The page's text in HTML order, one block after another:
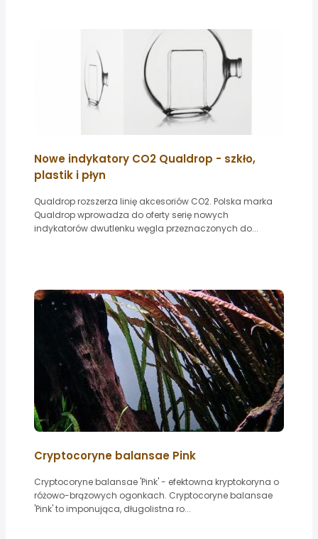
Nowe indykatory CO2 Qualdrop - szkło,
plastik i płyn
Qualdrop rozszerza linię akcesoriów CO2. Polska marka
Qualdrop wprowadza do oferty serię nowych
indykatorów dwutlenku węgla przeznaczonych do...
Cryptocoryne balansae Pink
Cryptocoryne balansae 'Pink' - efektowna kryptokoryna o
różowo-brązowych ogonkach. Cryptocoryne balansae
'Pink' to imponująca, długolistna ro...